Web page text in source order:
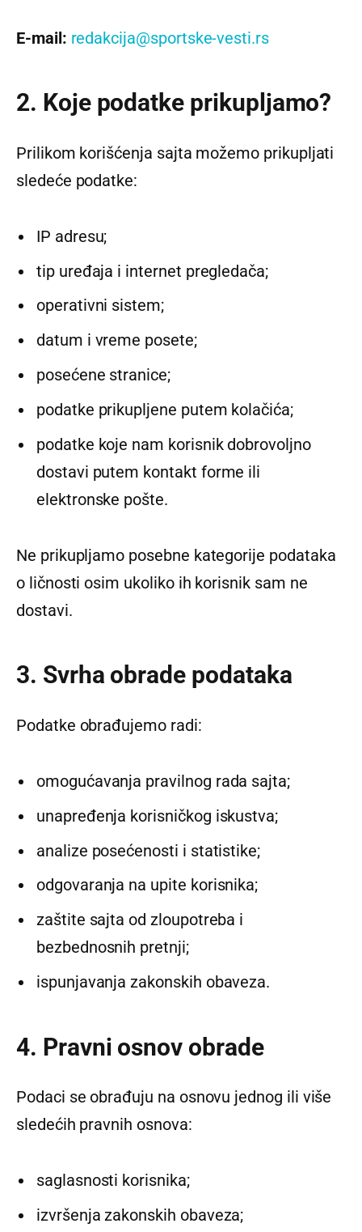
E-mail: redakcija@sportske-vesti.rs
2. Koje podatke prikupljamo?
Prilikom korišćenja sajta možemo prikupljati
sledeće podatke:
IP adresu;
tip uređaja i internet pregledača;
operativni sistem;
datum i vreme posete;
posećene stranice;
podatke prikupljene putem kolačića;
podatke koje nam korisnik dobrovoljno
dostavi putem kontakt forme ili
elektronske pošte.
Ne prikupljamo posebne kategorije podataka
o ličnosti osim ukoliko ih korisnik sam ne
dostavi.
3. Svrha obrade podataka
Podatke obrađujemo radi:
omogućavanja pravilnog rada sajta;
unapređenja korisničkog iskustva;
analize posećenosti i statistike;
odgovaranja na upite korisnika;
zaštite sajta od zloupotreba i
bezbednosnih pretnji;
ispunjavanja zakonskih obaveza.
4. Pravni osnov obrade
Podaci se obrađuju na osnovu jednog ili više
sledećih pravnih osnova:
saglasnosti korisnika;
izvršenja zakonskih obaveza;